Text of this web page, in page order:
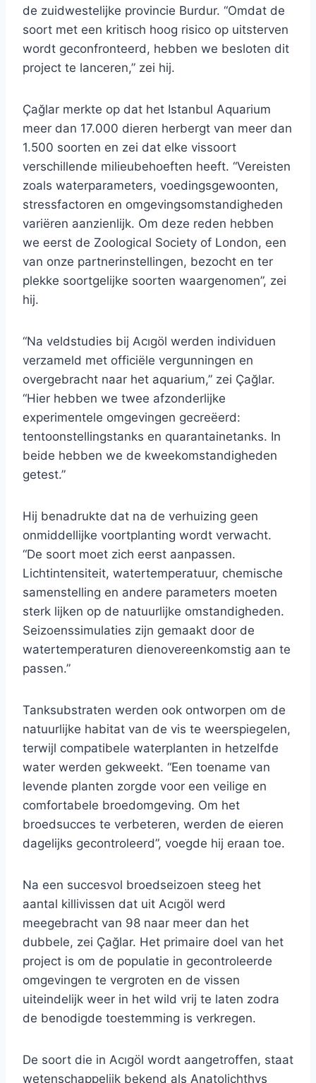
de zuidwestelijke provincie Burdur. “Omdat de
soort met een kritisch hoog risico op uitsterven
wordt geconfronteerd, hebben we besloten dit
project te lanceren,” zei hij.
Çağlar merkte op dat het Istanbul Aquarium
meer dan 17.000 dieren herbergt van meer dan
1.500 soorten en zei dat elke vissoort
verschillende milieubehoeften heeft. “Vereisten
zoals waterparameters, voedingsgewoonten,
stressfactoren en omgevingsomstandigheden
variëren aanzienlijk. Om deze reden hebben
we eerst de Zoological Society of London, een
van onze partnerinstellingen, bezocht en ter
plekke soortgelijke soorten waargenomen”, zei
hij.
“Na veldstudies bij Acıgöl werden individuen
verzameld met officiële vergunningen en
overgebracht naar het aquarium,” zei Çağlar.
“Hier hebben we twee afzonderlijke
experimentele omgevingen gecreëerd:
tentoonstellingstanks en quarantainetanks. In
beide hebben we de kweekomstandigheden
getest.”
Hij benadrukte dat na de verhuizing geen
onmiddellijke voortplanting wordt verwacht.
“De soort moet zich eerst aanpassen.
Lichtintensiteit, watertemperatuur, chemische
samenstelling en andere parameters moeten
sterk lijken op de natuurlijke omstandigheden.
Seizoenssimulaties zijn gemaakt door de
watertemperaturen dienovereenkomstig aan te
passen.”
Tanksubstraten werden ook ontworpen om de
natuurlijke habitat van de vis te weerspiegelen,
terwijl compatibele waterplanten in hetzelfde
water werden gekweekt. “Een toename van
levende planten zorgde voor een veilige en
comfortabele broedomgeving. Om het
broedsucces te verbeteren, werden de eieren
dagelijks gecontroleerd”, voegde hij eraan toe.
Na een succesvol broedseizoen steeg het
aantal killivissen dat uit Acıgöl werd
meegebracht van 98 naar meer dan het
dubbele, zei Çağlar. Het primaire doel van het
project is om de populatie in gecontroleerde
omgevingen te vergroten en de vissen
uiteindelijk weer in het wild vrij te laten zodra
de benodigde toestemming is verkregen.
De soort die in Acıgöl wordt aangetroffen, staat
wetenschappelijk bekend als Anatolichthys